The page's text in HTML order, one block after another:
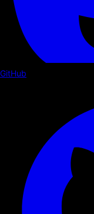
GitHub